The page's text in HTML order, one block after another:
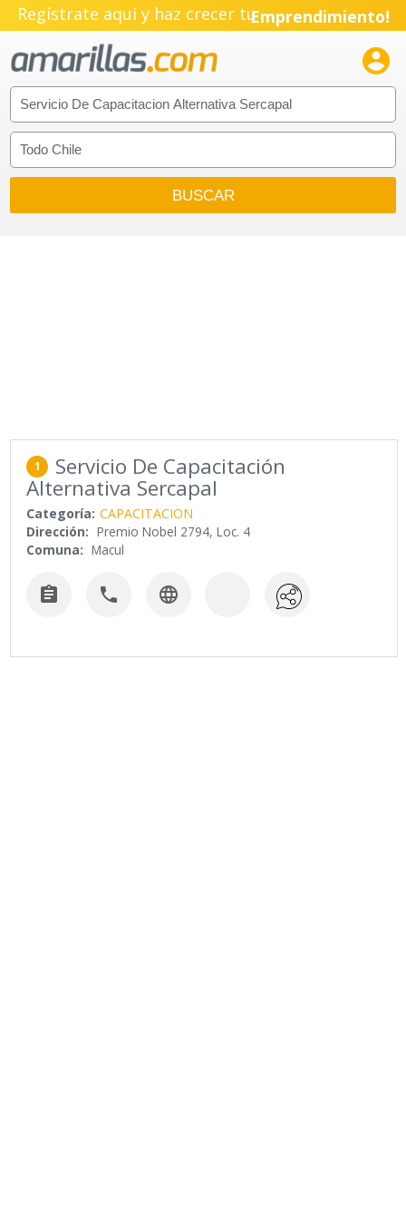
Regístrate aquí y haz crecer tuEmprendimiento!

1 Servicio De Capacitación
Alternativa Sercapal
Categoría: CAPACITACION
Dirección: Premio Nobel 2794, Loc. 4
Comuna: Macul
  